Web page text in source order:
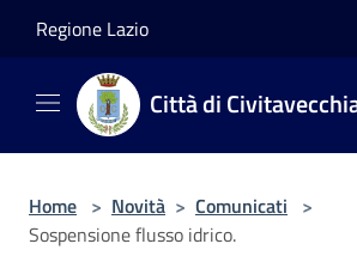
Regione Lazio
Città di
Home > Novità > Comunicati >
Sospensione flusso idrico.